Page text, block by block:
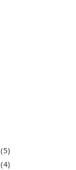
(5)
(4)